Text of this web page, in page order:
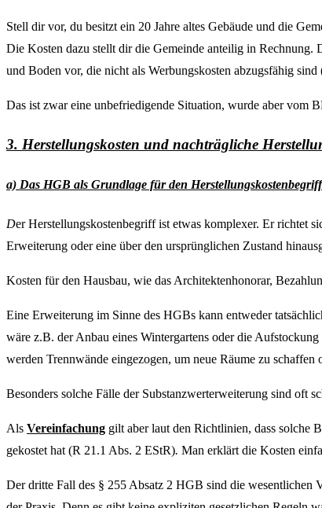
Stell dir vor, du besitzt ein 20 Jahre altes Gebäude und die
Die Kosten dazu stellt dir die Gemeinde anteilig in Rechnung.
und Boden vor, die nicht als Werbungskosten abzugsfähig
Das ist zwar eine unbefriedigende Situation, wurde aber vom
3. Herstellungskosten und nachträgliche
a) Das HGB als Grundlage für den Herstellungskostenbegriff
Der Herstellungskostenbegriff ist etwas komplexer. Er richtet
Erweiterung oder eine über den ursprünglichen Zustand
Kosten für den Hausbau, wie das Architektenhonorar,
Eine Erweiterung im Sinne des HGBs kann entweder
wäre z.B. der Anbau eines Wintergartens oder die
werden Trennwände eingezogen, um neue Räume zu
Besonders solche Fälle der Substanzwerterweiterung sind oft
Als Vereinfachung gilt aber laut den Richtlinien, dass solche
gekostet hat (R 21.1 Abs. 2 EStR). Man erklärt die Kosten
Der dritte Fall des § 255 Absatz 2 HGB sind die wesentlichen